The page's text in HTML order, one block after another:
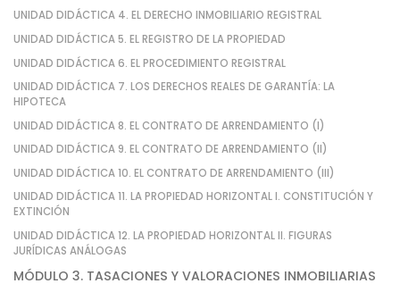
UNIDAD DIDÁCTICA 4. EL DERECHO INMOBILIARIO REGISTRAL
UNIDAD DIDÁCTICA 5. EL REGISTRO DE LA PROPIEDAD
UNIDAD DIDÁCTICA 6. EL PROCEDIMIENTO REGISTRAL
UNIDAD DIDÁCTICA 7. LOS DERECHOS REALES DE GARANTÍA: LA
HIPOTECA
UNIDAD DIDÁCTICA 8. EL CONTRATO DE ARRENDAMIENTO (I)
UNIDAD DIDÁCTICA 9. EL CONTRATO DE ARRENDAMIENTO (II)
UNIDAD DIDÁCTICA 10. EL CONTRATO DE ARRENDAMIENTO (III)
UNIDAD DIDÁCTICA 11. LA PROPIEDAD HORIZONTAL I. CONSTITUCIÓN Y
EXTINCIÓN
UNIDAD DIDÁCTICA 12. LA PROPIEDAD HORIZONTAL II. FIGURAS
JURÍDICAS ANÁLOGAS
MÓDULO 3. TASACIONES Y VALORACIONES INMOBILIARIAS